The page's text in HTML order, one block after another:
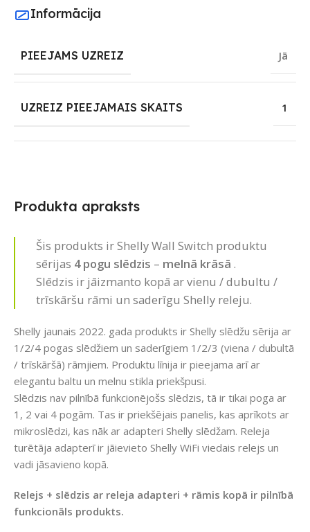
Produkta apraksts
Šis produkts ir Shelly Wall Switch produktu
sērijas 4 pogu slēdzis – melnā krāsā .
Slēdzis ir jāizmanto kopā ar vienu / dubultu /
trīskāršu rāmi un saderīgu Shelly releju.
Shelly jaunais 2022. gada produkts ir Shelly slēdžu sērija ar
1/2/4 pogas slēdžiem un saderīgiem 1/2/3 (viena / dubultā
/ trīskāršā) rāmjiem. Produktu līnija ir pieejama arī ar
elegantu baltu un melnu stikla priekšpusi.
Slēdzis nav pilnībā funkcionējošs slēdzis, tā ir tikai poga ar
1, 2 vai 4 pogām. Tas ir priekšējais panelis, kas aprīkots ar
mikroslēdzi, kas nāk ar adapteri Shelly slēdžam. Releja
turētāja adapterī ir jāievieto Shelly WiFi viedais relejs un
vadi jāsavieno kopā.
Relejs + slēdzis ar releja adapteri + rāmis kopā ir pilnībā
funkcionāls produkts.
Informācija
PIEEJAMS UZREIZ Jā
UZREIZ PIEEJAMAIS SKAITS 1